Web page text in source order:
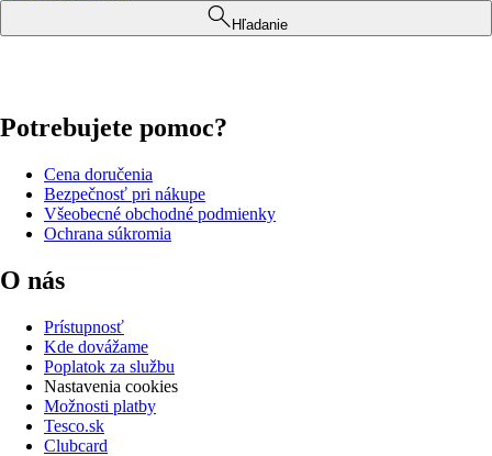
Hľadanie
Potrebujete pomoc?
Cena doručenia
Bezpečnosť pri nákupe
Všeobecné obchodné podmienky
Ochrana súkromia
O nás
Prístupnosť
Kde dovážame
Poplatok za službu
Nastavenia cookies
Možnosti platby
Tesco.sk
Clubcard